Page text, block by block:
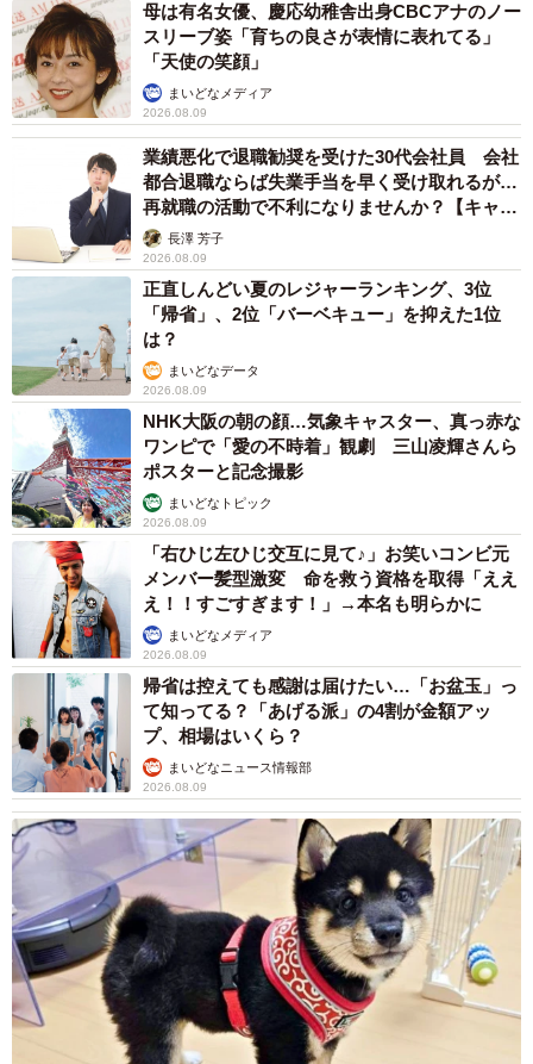
母は有名女優、慶応幼稚舎出身CBCアナのノー
スリーブ姿「育ちの良さが表情に表れてる」
「天使の笑顔」
まいどなメディア
2026.08.09
業績悪化で退職勧奨を受けた30代会社員 会社
都合退職ならば失業手当を早く受け取れるが…
再就職の活動で不利になりませんか？【キャリ
アカウンセラーが解説】
長澤 芳子
2026.08.09
正直しんどい夏のレジャーランキング、3位
「帰省」、2位「バーベキュー」を抑えた1位
は？
まいどなデータ
2026.08.09
NHK大阪の朝の顔…気象キャスター、真っ赤な
ワンピで「愛の不時着」観劇 三山凌輝さんら
ポスターと記念撮影
まいどなトピック
2026.08.09
「右ひじ左ひじ交互に見て♪」お笑いコンビ元
メンバー髪型激変 命を救う資格を取得「ええ
え！！すごすぎます！」→本名も明らかに
まいどなメディア
2026.08.09
帰省は控えても感謝は届けたい…「お盆玉」っ
て知ってる？「あげる派」の4割が金額アッ
プ、相場はいくら？
まいどなニュース情報部
2026.08.09